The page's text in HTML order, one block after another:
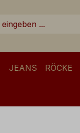
JEANS RÖCKE